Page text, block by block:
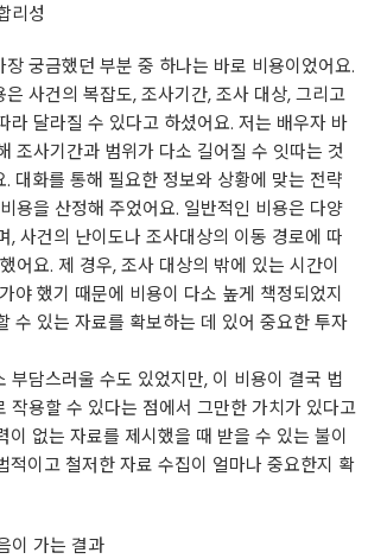
리성
궁금했던 부분 중 하나는 바로 비용이었어요.
사건의 복잡도, 조사기간, 조사 대상, 그리고
라 달라질 수 있다고 하셨어요. 저는 배우자 바
조사기간과 범위가 다소 길어질 수 잇따는 것
대화를 통해 필요한 정보와 상황에 맞는 전략
용을 산정해 주었어요. 일반적인 비용은 다양
, 사건의 난이도나 조사대상의 이동 경로에 따
어요. 제 경우, 조사 대상의 밖에 있는 시간이
야 했기 때문에 비용이 다소 높게 책정되었지
수 있는 자료를 확보하는 데 있어 중요한 투자
부담스러울 수도 있었지만, 이 비용이 결국 법
작용할 수 있다는 점에서 그만한 가치가 있다고
이 없는 자료를 제시했을 때 받을 수 있는 불이
적이고 철저한 자료 수집이 얼마나 중요한지 확
이 가는 결과